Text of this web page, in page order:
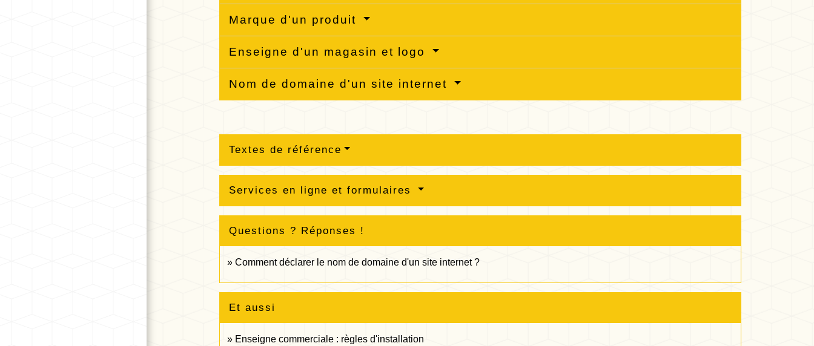
Marque d'un produit
Enseigne d'un magasin et logo
Nom de domaine d'un site internet
Textes de référence
Services en ligne et formulaires
Questions ? Réponses !
Comment déclarer le nom de domaine d'un site internet ?
Et aussi
Enseigne commerciale : règles d'installation